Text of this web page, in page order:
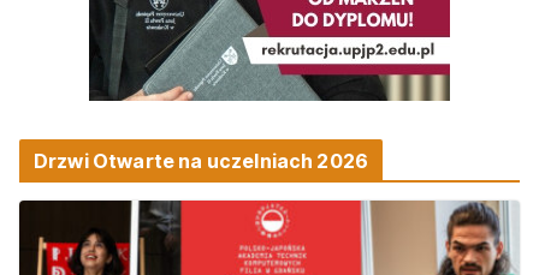
Drzwi Otwarte na uczelniach 2026